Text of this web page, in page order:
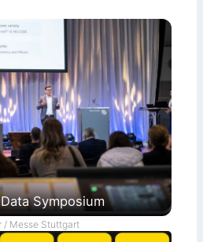
Symposium
/ Messe Stuttgart